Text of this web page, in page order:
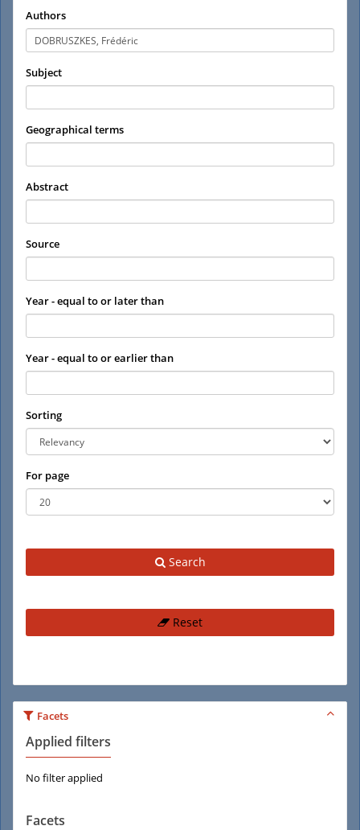
Authors
Subject
Geographical terms
Abstract
Source
Year - equal to or later than
Year - equal to or earlier than
Sorting
For page
Search
Reset
Facets
Applied filters
No filter applied
Facets